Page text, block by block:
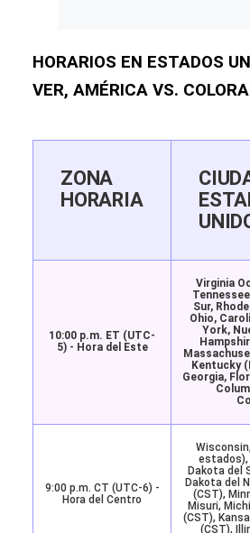
HORARIOS EN ESTADOS
VER, AMÉRICA VS.
ZONA
HORARIA
10:00 p.m. ET (UTC-
5) - Hora del Este
Virginia
Sur,
Ohio,
York,
Kentucky
Georgia,
9:00 p.m. CT (UTC-6) -
Hora del Centro
estados),
Dakota del
Dakota del
(CST),
Misuri,
(CST),
(CST),